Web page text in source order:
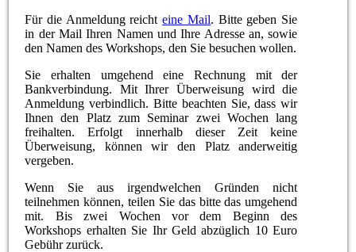
Für die Anmeldung reichteine Mail. Bitte geben Sie
in der Mail Ihren Namen und Ihre Adresse an, sowie
den Namen des Workshops, den Sie besuchen wollen.
Sie erhalten umgehend eine Rechnung mit der
Bankverbindung. Mit Ihrer Überweisung wird die
Anmeldung verbindlich. Bitte beachten Sie, dass wir
Ihnen den Platz zum Seminar zwei Wochen lang
freihalten. Erfolgt innerhalb dieser Zeit keine
Überweisung, können wir den Platz anderweitig
vergeben.
Wenn Sie aus irgendwelchen Gründen nicht
teilnehmen können, teilen Sie das bitte das umgehend
mit. Bis zwei Wochen vor dem Beginn des
Workshops erhalten Sie Ihr Geld abzüglich 10 Euro
Gebühr zurück.